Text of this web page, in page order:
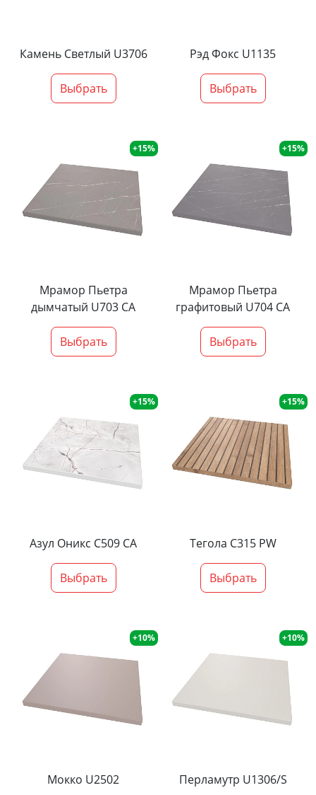
Камень Светлый U3706
Выбрать
Рэд Фокс U1135
Выбрать
+15%
Мрамор Пьетра
дымчатый U703 CA
Выбрать
+15%
Мрамор Пьетра
графитовый U704 CA
Выбрать
+15%
Азул Оникс С509 СА
Выбрать
+15%
Тегола С315 PW
Выбрать
+10%
Мокко U2502
+10%
Перламутр U1306/S